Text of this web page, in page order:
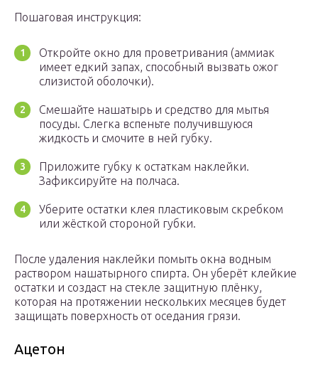
Пошаговая инструкция:
Откройте окно для проветривания (аммиак
имеет едкий запах, способный вызвать ожог
слизистой оболочки).
Смешайте нашатырь и средство для мытья
посуды. Слегка вспеньте получившуюся
жидкость и смочите в ней губку.
Приложите губку к остаткам наклейки.
Зафиксируйте на полчаса.
Уберите остатки клея пластиковым скребком
или жёсткой стороной губки.
После удаления наклейки помыть окна водным
раствором нашатырного спирта. Он уберёт клейкие
остатки и создаст на стекле защитную плёнку,
которая на протяжении нескольких месяцев будет
защищать поверхность от оседания грязи.
Ацетон